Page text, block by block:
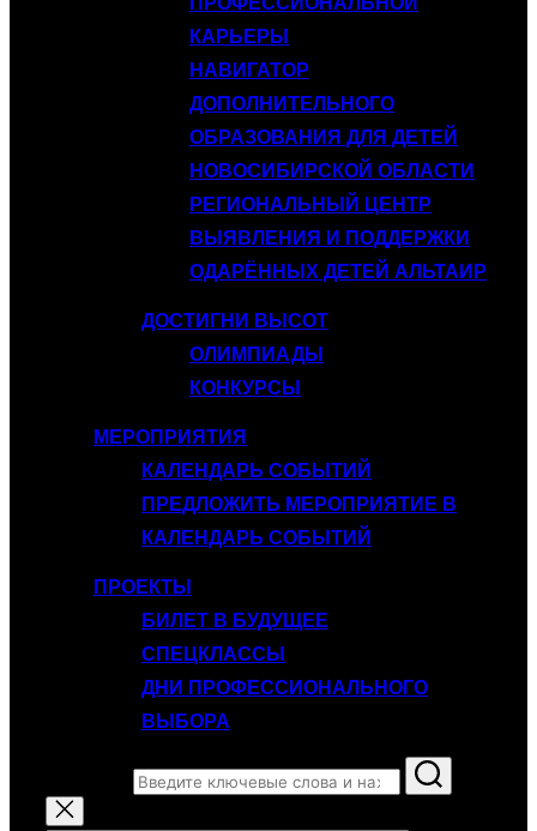
КАРЬЕРЫ
НАВИГАТОР
ДОПОЛНИТЕЛЬНОГО
ОБРАЗОВАНИЯ ДЛЯ ДЕТЕЙ
НОВОСИБИРСКОЙ ОБЛАСТИ
РЕГИОНАЛЬНЫЙ ЦЕНТР
ВЫЯВЛЕНИЯ И ПОДДЕРЖКИ
ОДАРЁННЫХ ДЕТЕЙ АЛЬТАИР
ДОСТИГНИ ВЫСОТ
ОЛИМПИАДЫ
КОНКУРСЫ
МЕРОПРИЯТИЯ
КАЛЕНДАРЬ СОБЫТИЙ
ПРЕДЛОЖИТЬ МЕРОПРИЯТИЕ В
КАЛЕНДАРЬ СОБЫТИЙ
ПРОЕКТЫ
БИЛЕТ В БУДУЩЕЕ
СПЕЦКЛАССЫ
ДНИ ПРОФЕССИОНАЛЬНОГО
ВЫБОРА